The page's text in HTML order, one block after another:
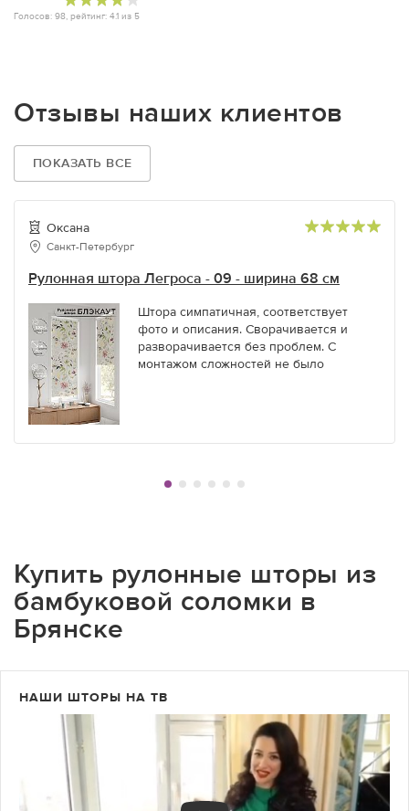
Голосов: 98, рейтинг: 4.1 из 5
Отзывы наших клиентов
ПОКАЗАТЬ ВСЕ
Оксана
Санкт-Петербург
Рулонная штора Легроса - 09 - ширина 68 см
Штора симпатичная, соответствует
фото и описания. Сворачивается и
разворачивается без проблем. С
монтажом сложностей не было
Купить рулонные шторы из
бамбуковой соломки в
Брянске
НАШИ ШТОРЫ НА ТВ